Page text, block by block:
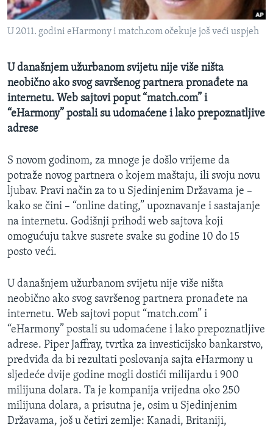
MAGAZIN
O GLASU AMERIKE
Learning English
PRATITE NAS
Jezici
U 2011. godini eHarmony i match.com očekuje još veći uspjeh
U današnjem užurbanom svijetu nije više ništa
neobično ako svog savršenog partnera pronađete na
internetu. Web sajtovi poput “match.com” i
“eHarmony” postali su udomaćene i lako prepoznatljive
adrese
S novom godinom, za mnoge je došlo vrijeme da
potraže novog partnera o kojem maštaju, ili svoju novu
ljubav. Pravi način za to u Sjedinjenim Državama je –
kako se čini – “online dating,” upoznavanje i sastajanje
na internetu. Godišnji prihodi web sajtova koji
omogućuju takve susrete svake su godine 10 do 15
posto veći.
U današnjem užurbanom svijetu nije više ništa
neobično ako svog savršenog partnera pronađete na
internetu. Web sajtovi poput “match.com” i
“eHarmony” postali su udomaćene i lako prepoznatljive
adrese. Piper Jaffray, tvrtka za investicijsko bankarstvo,
predviđa da bi rezultati poslovanja sajta eHarmony u
sljedeće dvije godine mogli dostići milijardu i 900
milijuna dolara. Ta je kompanija vrijedna oko 250
milijuna dolara, a prisutna je, osim u Sjedinjenim
Državama, još u četiri zemlje: Kanadi, Britaniji,